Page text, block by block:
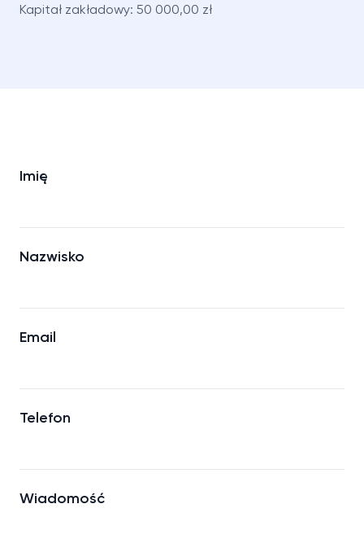
Kapitał zakładowy: 50 000,00 zł
Imię
Nazwisko
Email
Telefon
Wiadomość